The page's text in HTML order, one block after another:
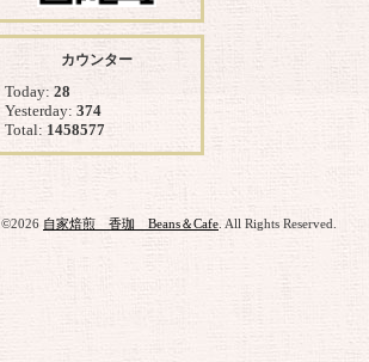
カウンター
Today: 28
Yesterday: 374
Total: 1458577
©2026 自家焙煎 香珈 Beans＆Cafe . All Rights Reserved.